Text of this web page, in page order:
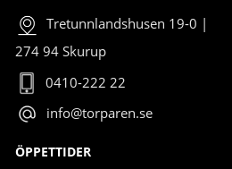
Tretunnlandshusen 19-0 |
274 94 Skurup
0410-222 22
info@torparen.se
ÖPPETTIDER